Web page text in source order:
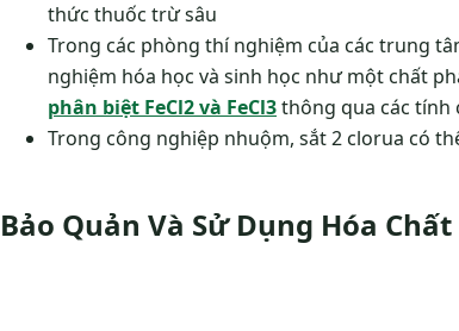
thức thuốc trừ sâu
Trong các phòng thí nghiệm của các trung
nghiệm hóa học và sinh học như một chất
phân biệt FeCl2 và FeCl3thông qua các tính
Trong công nghiệp nhuộm, sắt 2 clorua có
Bảo Quản Và Sử Dụng Hóa